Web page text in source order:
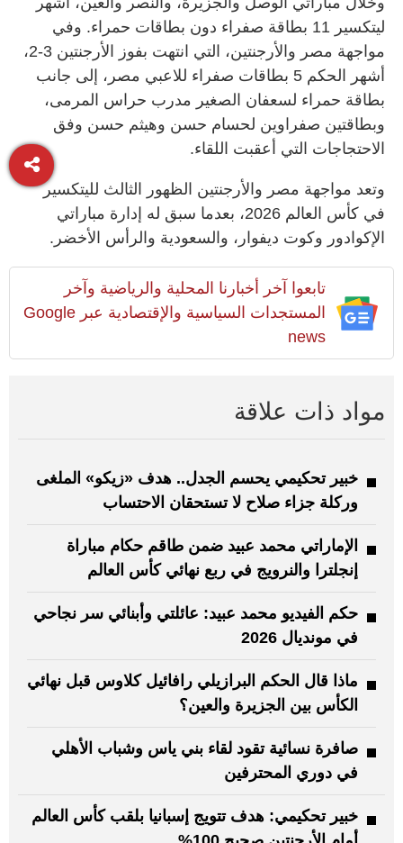
ليتكسير 11 بطاقة صفراء دون بطاقات حمراء. وفي
مواجهة مصر والأرجنتين، التي انتهت بفوز الأرجنتين 3-2،
أشهر الحكم 5 بطاقات صفراء للاعبي مصر، إلى جانب
بطاقة حمراء لسعفان الصغير مدرب حراس المرمى،
وبطاقتين صفراوين لحسام حسن وهيثم حسن وفق
الاحتجاجات التي أعقبت اللقاء.
وتعد مواجهة مصر والأرجنتين الظهور الثالث لليتكسير
في كأس العالم 2026، بعدما سبق له إدارة مباراتي
الإكوادور وكوت ديفوار، والسعودية والرأس الأخضر.
تابعوا آخر أخبارنا المحلية والرياضية وآخر
المستجدات السياسية والإقتصادية عبر Google
news
مواد ذات علاقة
خبير تحكيمي يحسم الجدل.. هدف «زيكو» الملغى
وركلة جزاء صلاح لا تستحقان الاحتساب
الإماراتي محمد عبيد ضمن طاقم حكام مباراة
إنجلترا والنرويج في ربع نهائي كأس العالم
حكم الفيديو محمد عبيد: عائلتي وأبنائي سر نجاحي
في مونديال 2026
ماذا قال الحكم البرازيلي رافائيل كلاوس قبل نهائي
الكأس بين الجزيرة والعين؟
صافرة نسائية تقود لقاء بني ياس وشباب الأهلي
في دوري المحترفين
خبير تحكيمي: هدف تتويج إسبانيا بلقب كأس العالم